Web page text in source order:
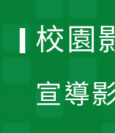
校園
宣導